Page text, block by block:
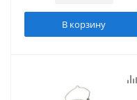
В корзину